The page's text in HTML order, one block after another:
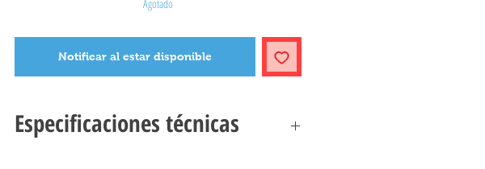
Agotado
Notificar al estar disponible
Especificaciones técnicas